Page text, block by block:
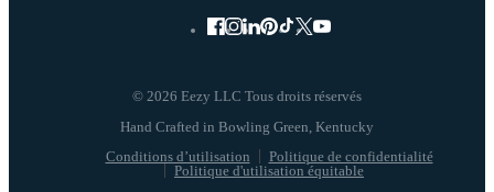
© 2026 Eezy LLC Tous droits réservés
Conditions d’utilisation
Politique de confidentialité
Politique d'utilisation équitable